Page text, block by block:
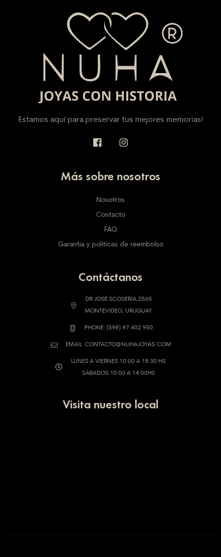
Estamos aquí para preservar tus mejores memorias!
Más sobre nosotros
Nosotros
Contacto
FAQ
Garantía y políticas de reembolso
Contáctanos
DR JOSÉ SCOSERIA 2565
MONTEVIDEO, URUGUAY
PHONE: (598) 97 402 950
EMAIL: CONTACTO@NUHAJOYAS.COM
LUNES A VIERNES 10:00 A 18:30 HS
SÁBADOS 10:00 A 14:00HS
Visita nuestro local